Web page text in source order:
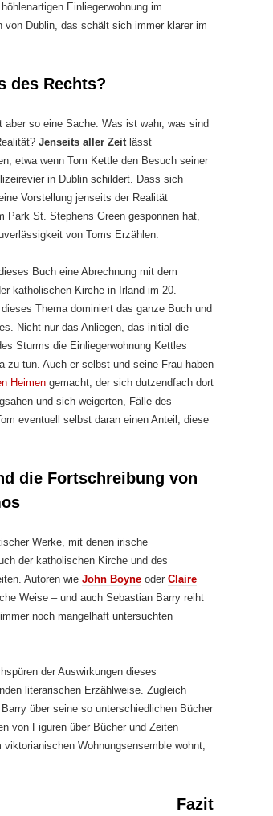
Einliegerwohnung im
von Dublin, das schält sich immer klarer im
des Rechts?
aber so eine Sache. Was ist wahr, was sind
Jenseits aller Zeit lässt
etwa wenn Tom Kettle den Besuch seiner
in Dublin schildert. Dass sich
Vorstellung jenseits der Realität
Park St. Stephens Green gesponnen hat,
von Toms Erzählen.
Buch eine Abrechnung mit dem
katholischen Kirche in Irland im 20.
Thema dominiert das ganze Buch und
Nicht nur das Anliegen, das initial die
Sturms die Einliegerwohnung Kettles
zu tun. Auch er selbst und seine Frau haben
Heimen gemacht, der sich dutzendfach dort
und sich weigerten, Fälle des
eventuell selbst daran einen Anteil, diese
die Fortschreibung von
Werke, mit denen irische
der katholischen Kirche und des
Autoren wie John Boyne oder Claire
Weise – und auch Sebastian Barry reiht
noch mangelhaft untersuchten
der Auswirkungen dieses
literarischen Erzählweise. Zugleich
über seine so unterschiedlichen Bücher
von Figuren über Bücher und Zeiten
Wohnungsensemble wohnt,
Fazit